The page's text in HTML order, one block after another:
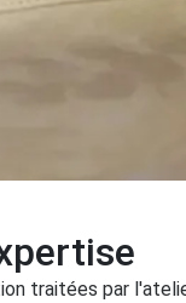
traitées par